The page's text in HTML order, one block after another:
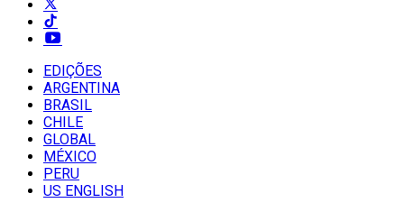
EDIÇÕES
ARGENTINA
BRASIL
CHILE
GLOBAL
MÉXICO
PERU
US ENGLISH